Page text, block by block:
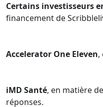
Certains investisseurs
financement de
Accelerator One Eleven,
iMD Santé, en matière
réponses.